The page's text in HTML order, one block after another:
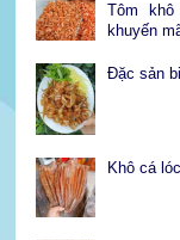
Tôm
khuyến
Đặc sản
Khô cá